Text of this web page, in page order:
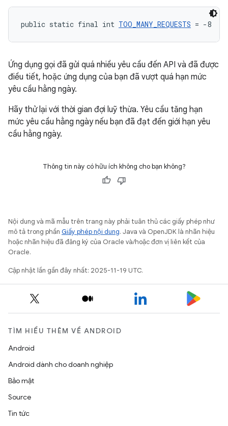
public static final int TOO_MANY_REQUESTS = -8
Ứng dụng gọi đã gửi quá nhiều yêu cầu đến API và đã được
điều tiết, hoặc ứng dụng của bạn đã vượt quá hạn mức
yêu cầu hằng ngày.
Hãy thử lại với thời gian đợi luỹ thừa. Yêu cầu tăng hạn
mức yêu cầu hằng ngày nếu bạn đã đạt đến giới hạn yêu
cầu hằng ngày.
Thông tin này có hữu ích không cho bạn không?
Nội dung và mã mẫu trên trang này phải tuân thủ các giấy phép như
mô tả trong phần Giấy phép nội dung. Java và OpenJDK là nhãn hiệu
hoặc nhãn hiệu đã đăng ký của Oracle và/hoặc đơn vị liên kết của
Oracle.
Cập nhật lần gần đây nhất: 2025-11-19 UTC.
TÌM HIỂU THÊM VỀ ANDROID
Android
Android dành cho doanh nghiệp
Bảo mật
Source
Tin tức